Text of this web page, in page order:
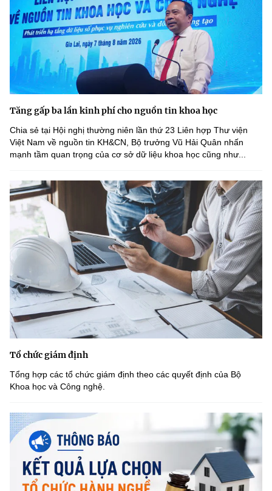
Tăng gấp ba lần kinh phí cho nguồn tin khoa học
Chia sẻ tại Hội nghị thường niên lần thứ 23 Liên hợp Thư viện
Việt Nam về nguồn tin KH&CN, Bộ trưởng Vũ Hải Quân nhấn
mạnh tầm quan trọng của cơ sở dữ liệu khoa học cũng như...
Tổ chức giám định
Tổng hợp các tổ chức giám định theo các quyết định của Bộ
Khoa học và Công nghệ.